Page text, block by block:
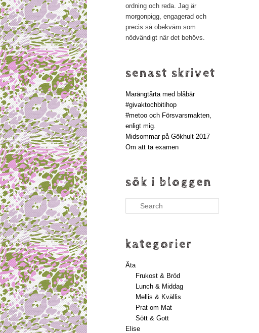
ordning och reda. Jag är
morgonpigg, engagerad och
precis så obekväm som
nödvändigt när det behövs.
senast skrivet
Marängtårta med blåbär
#givaktochbitihop
#metoo och Försvarsmakten,
enligt mig.
Midsommar på Gökhult 2017
Om att ta examen
sök i bloggen
Search
kategorier
Äta
Frukost & Bröd
Lunch & Middag
Mellis & Kvällis
Prat om Mat
Sött & Gott
Elise